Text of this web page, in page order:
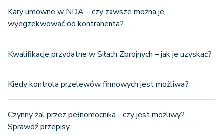
Kary umowne w NDA – czy zawsze można je
wyegzekwować od kontrahenta?
Kwalifikacje przydatne w Siłach Zbrojnych – jak je uzyskać?
Kiedy kontrola przelewów firmowych jest możliwa?
Czynny żal przez pełnomocnika - czy jest możliwy?
Sprawdź przepisy